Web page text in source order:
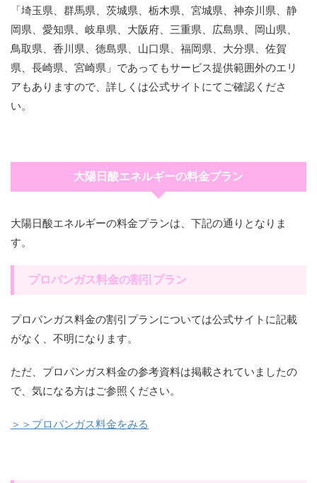
「埼玉県、群馬県、茨城県、栃木県、宮城県、神奈川県、静
岡県、愛知県、岐阜県、大阪府、三重県、広島県、岡山県、
鳥取県、香川県、徳島県、山口県、福岡県、大分県、佐賀
県、長崎県、宮崎県」であってもサービス提供範囲外のエリ
アもありますので、詳しくは公式サイトにてご確認くださ
い。
大陽日酸エネルギーの料金プラン
大陽日酸エネルギーの料金プランは、下記の通りとなりま
す。
プロパンガス料金の割引プラン
プロパンガス料金の割引プランについては公式サイトに記載
がなく、不明になります。
ただ、プロパンガス料金の参考資料は掲載されていましたの
で、気になる方はご参照ください。
＞＞プロパンガス料金をみる